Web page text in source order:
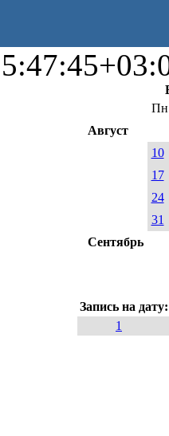
Пн
Август
10
17
24
31
Сентябрь
Запись на
1